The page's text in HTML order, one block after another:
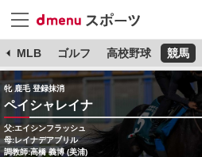
MLB ゴルフ 高校野球 競馬
牝 鹿毛 登録抹消
ペイシャレイナ
父:エイシンフラッシュ
母:レイナデアブリル
調教師:高橋 義博 (美浦)